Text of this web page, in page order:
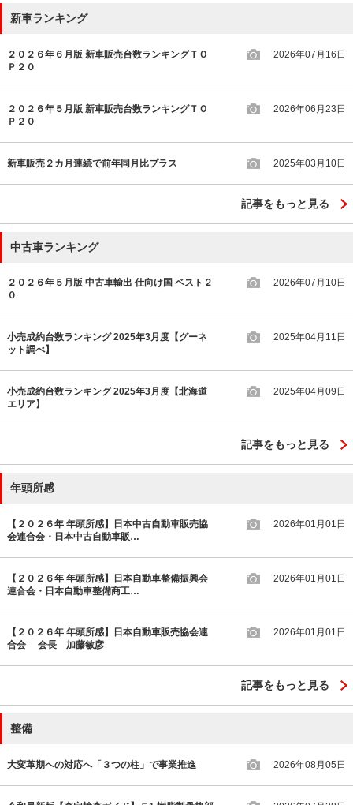
新車ランキング
２０２６年６月版 新車販売台数ランキングＴＯ
Ｐ２０
2026年07月16日
２０２６年５月版 新車販売台数ランキングＴＯ
Ｐ２０
2026年06月23日
新車販売２カ月連続で前年同月比プラス 2025年03月10日
記事をもっと見る
中古車ランキング
２０２６年５月版 中古車輸出 仕向け国 ベスト２
０
2026年07月10日
小売成約台数ランキング 2025年3月度【グーネ
ット調べ】
2025年04月11日
小売成約台数ランキング 2025年3月度【北海道
エリア】
2025年04月09日
記事をもっと見る
年頭所感
【２０２６年 年頭所感】日本中古自動車販売協
会連合会・日本中古自動車販…
2026年01月01日
【２０２６年 年頭所感】日本自動車整備振興会
連合会・日本自動車整備商工…
2026年01月01日
【２０２６年 年頭所感】日本自動車販売協会連
合会 会長 加藤敏彦
2026年01月01日
記事をもっと見る
整備
大変革期への対応へ「３つの柱」で事業推進 2026年08月05日